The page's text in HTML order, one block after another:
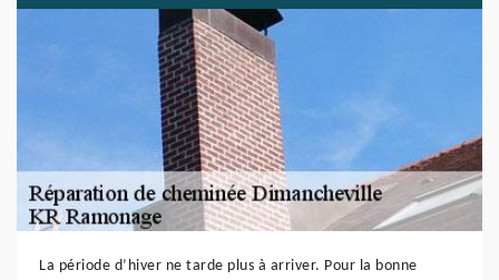
La période d’hiver ne tarde plus à arriver. Pour la bonne